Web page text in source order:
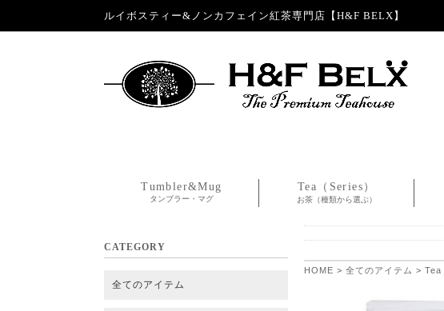
ルイボスティー&ノンカフェイン紅茶専門店【H&F BELX】
Tumbler&Mug
タンブラー・マグ
Tea（Series）
お茶（種類から選ぶ）
CATEGORY
全てのアイテム
HOME > 全てのアイテム > Tea